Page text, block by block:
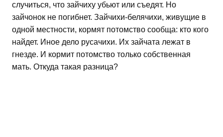
случиться, что зайчиху убьют или съедят. Но
зайчонок не погибнет. Зайчихи-белячихи, живущие в
одной местности, кормят потомство сообща: кто кого
найдет. Иное дело русачихи. Их зайчата лежат в
гнезде. И кормит потомство только собственная
мать. Откуда такая разница?